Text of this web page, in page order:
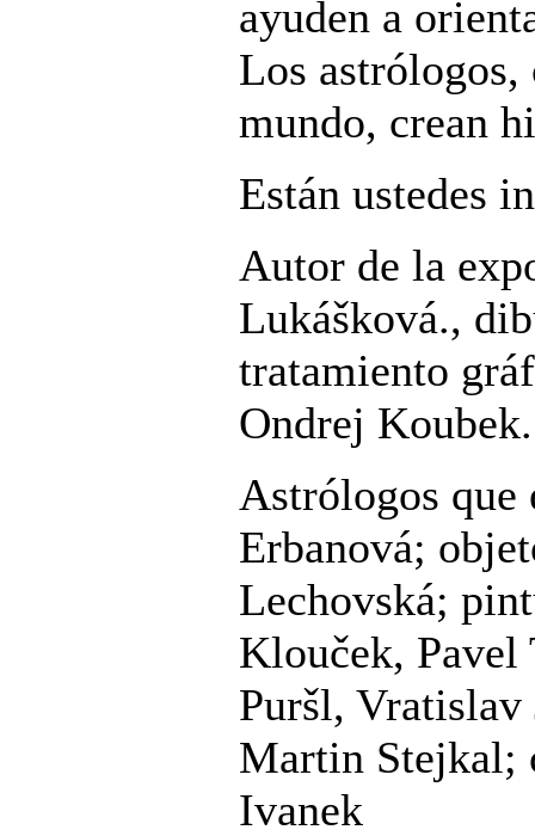
ayuden a
Los
mundo, crean
Están ustedes
Autor de la
Lukášková.,
tratamiento
Ondrej Koubek.
Astrólogos que
Erbanová;
Lechovská;
Klouček, Pavel
Puršl,
Martin Stejkal;
Ivanek